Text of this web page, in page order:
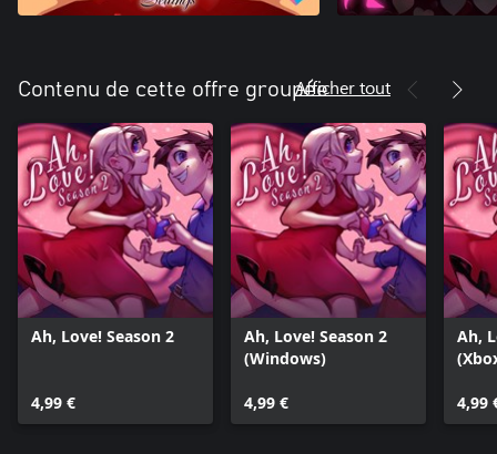
Contenu de cette offre groupéeAfficher tout
Ah, Love! Season 2
4,99 €
Ah, Love! Season 2
(Windows)
4,99 €
Ah,
4,99